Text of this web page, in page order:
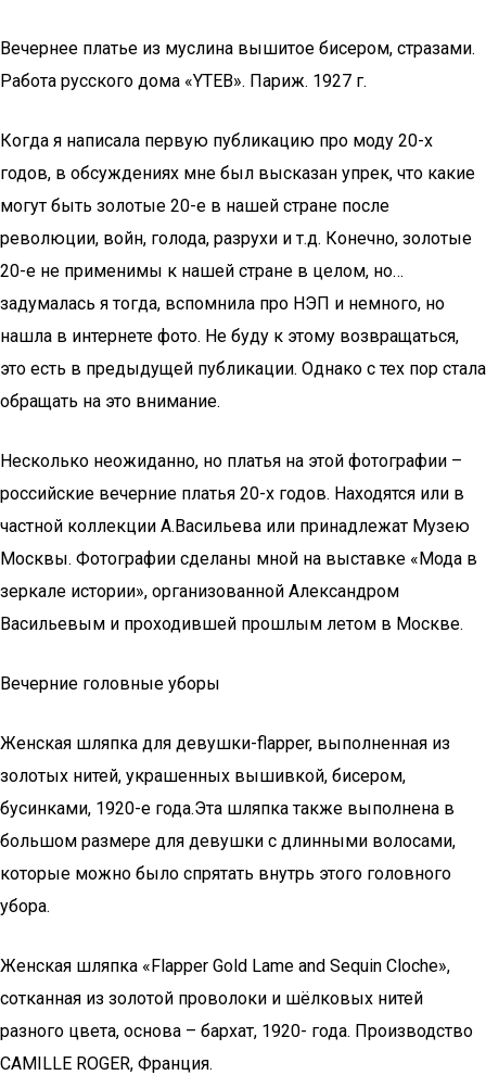
Вечернее платье из муслина вышитое бисером, стразами.
Работа русского дома «YTEB». Париж. 1927 г.
Когда я написала первую публикацию про моду 20-х
годов, в обсуждениях мне был высказан упрек, что какие
могут быть золотые 20-е в нашей стране после
революции, войн, голода, разрухи и т.д. Конечно, золотые
20-е не применимы к нашей стране в целом, но…
задумалась я тогда, вспомнила про НЭП и немного, но
нашла в интернете фото. Не буду к этому возвращаться,
это есть в предыдущей публикации. Однако с тех пор стала
обращать на это внимание.
Несколько неожиданно, но платья на этой фотографии –
российские вечерние платья 20-х годов. Находятся или в
частной коллекции А.Васильева или принадлежат Музею
Москвы. Фотографии сделаны мной на выставке «Мода в
зеркале истории», организованной Александром
Васильевым и проходившей прошлым летом в Москве.
Вечерние головные уборы
Женская шляпка для девушки-flapper, выполненная из
золотых нитей, украшенных вышивкой, бисером,
бусинками, 1920-е года.Эта шляпка также выполнена в
большом размере для девушки с длинными волосами,
которые можно было спрятать внутрь этого головного
убора.
Женская шляпка «Flapper Gold Lame and Sequin Cloche»,
сотканная из золотой проволоки и шёлковых нитей
разного цвета, основа – бархат, 1920- года. Производство
CAMILLE ROGER, Франция.